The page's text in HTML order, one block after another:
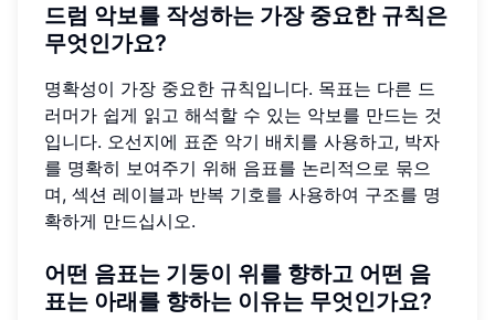
드럼 악보를 작성하는 가장 중요한 규칙은
무엇인가요?
명확성이 가장 중요한 규칙입니다. 목표는 다른 드
러머가 쉽게 읽고 해석할 수 있는 악보를 만드는 것
입니다. 오선지에 표준 악기 배치를 사용하고, 박자
를 명확히 보여주기 위해 음표를 논리적으로 묶으
며, 섹션 레이블과 반복 기호를 사용하여 구조를 명
확하게 만드십시오.
어떤 음표는 기둥이 위를 향하고 어떤 음
표는 아래를 향하는 이유는 무엇인가요?